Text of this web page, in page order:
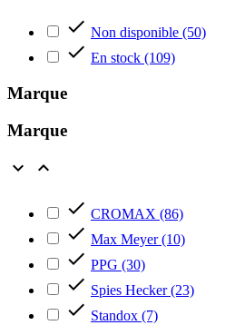
 Non disponible (50)
 En stock (109)
Marque
Marque


 CROMAX (86)
 Max Meyer(10)
 PPG (30)
 Spies Hecker(23)
 Standox (7)